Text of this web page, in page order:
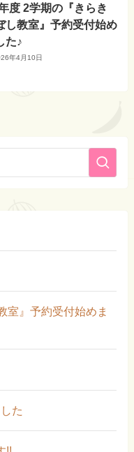
度 2学期の『きらき
し教室』予約受付始め
た♪
年4月10日
室』予約受付始めま
た